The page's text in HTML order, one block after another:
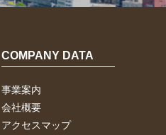
COMPANY DATA
事業案内
会社概要
アクセスマップ